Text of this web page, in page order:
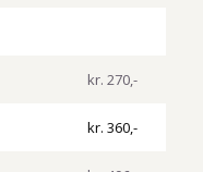
kr. 270,-
kr. 360,-